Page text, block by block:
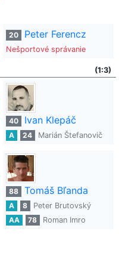
20 Peter Ferencz
Nešportové správanie
(1:3)
40 Ivan Klepáč
A 24 Marián Štefanovič
88 Tomáš Bľanda
A 8
Peter Brutovský
AA
78 Roman Imro